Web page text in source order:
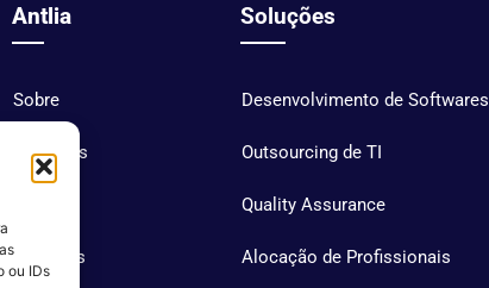
ou IDs
Antlia
Sobre
Soluções
Carreiras
Soluções
Desenvolvimento de Softwares
Outsourcing de TI
Quality Assurance
Alocação de Profissionais